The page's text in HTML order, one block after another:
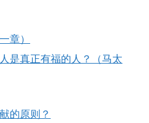
章）
是真正有福的人？（马太
的原则？